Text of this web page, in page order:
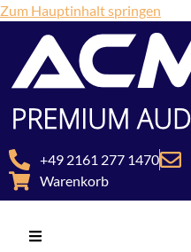
Zum Hauptinhalt springen
+49 2161 277 1470
Warenkorb